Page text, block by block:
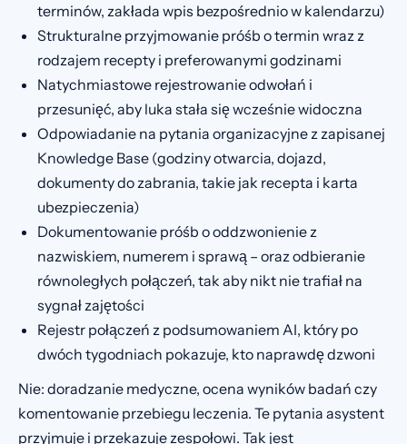
terminów, zakłada wpis bezpośrednio w kalendarzu)
Strukturalne przyjmowanie próśb o termin wraz z
rodzajem recepty i preferowanymi godzinami
Natychmiastowe rejestrowanie odwołań i
przesunięć, aby luka stała się wcześnie widoczna
Odpowiadanie na pytania organizacyjne z zapisanej
Knowledge Base (godziny otwarcia, dojazd,
dokumenty do zabrania, takie jak recepta i karta
ubezpieczenia)
Dokumentowanie próśb o oddzwonienie z
nazwiskiem, numerem i sprawą – oraz odbieranie
równoległych połączeń, tak aby nikt nie trafiał na
sygnał zajętości
Rejestr połączeń z podsumowaniem AI, który po
dwóch tygodniach pokazuje, kto naprawdę dzwoni
Nie: doradzanie medyczne, ocena wyników badań czy
komentowanie przebiegu leczenia. Te pytania asystent
przyjmuje i przekazuje zespołowi. Tak jest